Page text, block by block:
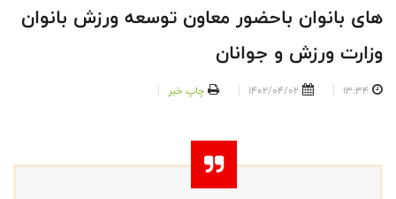
های بانوان باحضور معاون توسعه ورزش بانوان
وزارت ورزش و جوانان
13:34
1402/04/02 چاپ خبر